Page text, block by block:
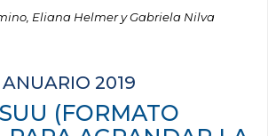
Eliana Helmer y Gabriela Nilva
ANUARIO 2019
(FORMATO